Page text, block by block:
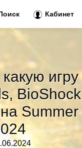
игру
BioShock
Summer
Кабинет